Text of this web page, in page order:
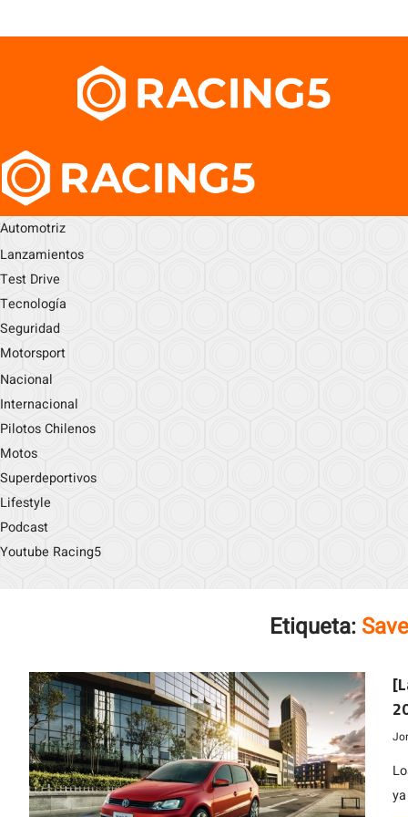
Automotriz
Lanzamientos
Test Drive
Tecnología
Seguridad
Motorsport
Nacional
Internacional
Pilotos Chilenos
Motos
Superdeportivos
Lifestyle
Podcast
Youtube Racing5
Etiqueta: